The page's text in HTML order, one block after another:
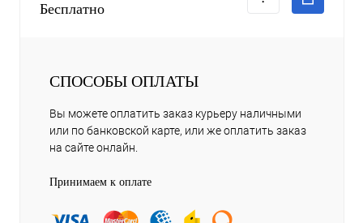
Бесплатно
СПОСОБЫ ОПЛАТЫ
Вы можете оплатить заказ курьеру наличными
или по банковской карте, или же оплатить заказ
на сайте онлайн.
Принимаем к оплате